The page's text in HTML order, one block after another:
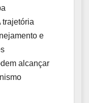
trajetória
e
alcançar